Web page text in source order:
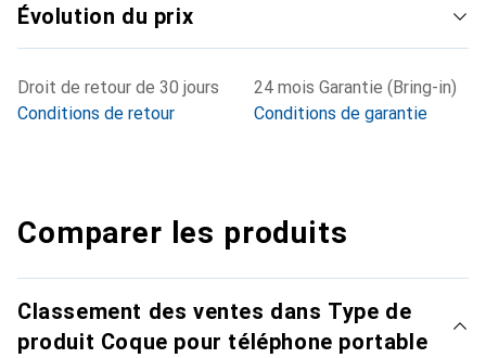
Évolution du prix
Droit de retour de 30 jours
Conditions de retour
24 mois Garantie (Bring-in)
Conditions de garantie
Comparer les produits
Classement des ventes dans Type de
produit Coque pour téléphone portable